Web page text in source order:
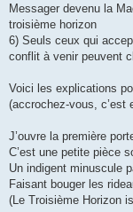
Messager devenu la
troisième horizon
6) Seuls ceux qui
conflit à venir peuvent
Voici les explications
(accrochez-vous, c’est
J’ouvre la première
C’est une petite pièce
Un indigent minuscule
Faisant bouger les
(Le Troisième Horizon